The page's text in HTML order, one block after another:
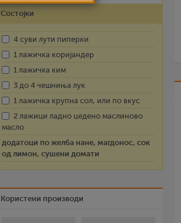
Состојки
4 суви лути пиперки
1 лажичка коријандер
1 лажичка ким
3 до 4 чешниња лук
1 лажичка крупна сол, или по вкус
2 лажици ладно цедено маслиново
масло
додатоци по желба нане, магдонос, сок
од лимон, сушени домати
Користени производи